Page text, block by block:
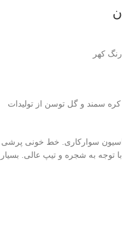
کره سمند و گل توسن از تولیدات
سوارکاری. خط خونی پرشی
توجه به شجره و تیپ عالی. بسیار